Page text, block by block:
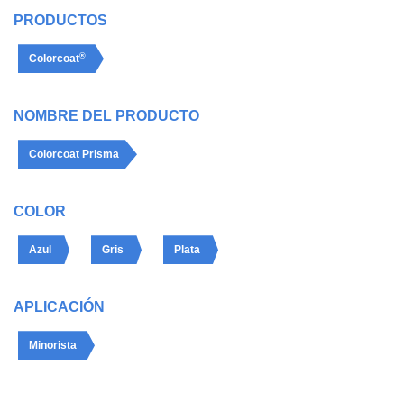
PRODUCTOS
Colorcoat®
NOMBRE DEL PRODUCTO
Colorcoat Prisma
COLOR
Azul Gris Plata
APLICACIÓN
Minorista